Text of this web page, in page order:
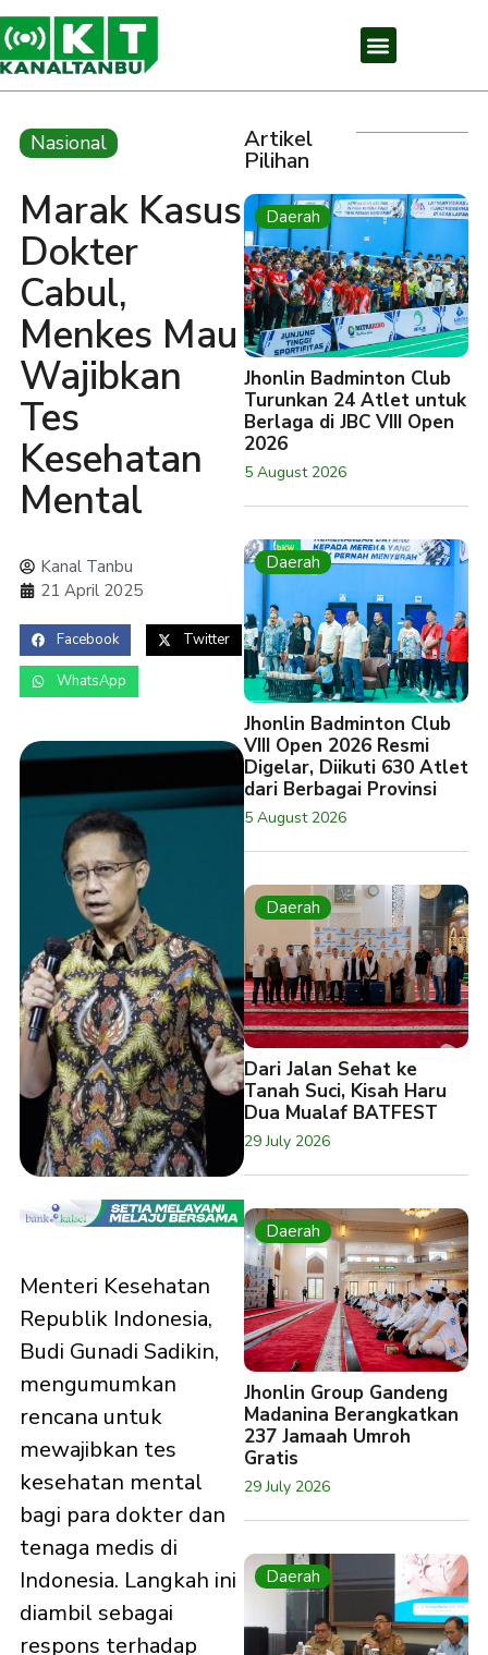
Nasional
Marak Kasus
Dokter
Cabul,
Menkes Mau
Wajibkan
Tes
Kesehatan
Mental
Kanal Tanbu
21 April 2025
Facebook Twitter
WhatsApp
Menteri Kesehatan
Republik Indonesia,
Budi Gunadi Sadikin,
mengumumkan
rencana untuk
mewajibkan tes
kesehatan mental
bagi para dokter dan
tenaga medis di
Indonesia. Langkah ini
diambil sebagai
respons terhadap
Artikel
Pilihan
Daerah
Jhonlin Badminton Club
Turunkan 24 Atlet untuk
Berlaga di JBC VIII Open
2026
5 August 2026
Daerah
Jhonlin Badminton Club
VIII Open 2026 Resmi
Digelar, Diikuti 630 Atlet
dari Berbagai Provinsi
5 August 2026
Daerah
Dari Jalan Sehat ke
Tanah Suci, Kisah Haru
Dua Mualaf BATFEST
29 July 2026
Daerah
Jhonlin Group Gandeng
Madanina Berangkatkan
237 Jamaah Umroh
Gratis
29 July 2026
Daerah